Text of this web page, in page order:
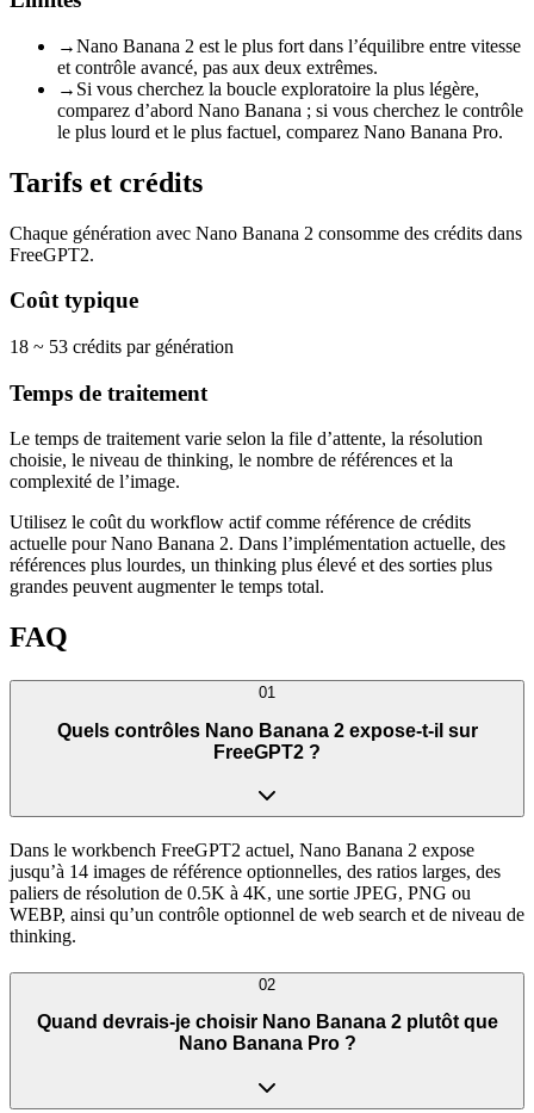
→Nano Banana 2 est le plus fort dans l’équilibre entre vitesse
et contrôle avancé, pas aux deux extrêmes.
→ Si vous cherchez la boucle exploratoire la plus légère,
comparez d’abord Nano Banana ; si vous cherchez le contrôle
le plus lourd et le plus factuel, comparez Nano Banana Pro.
Tarifs et crédits
Chaque génération avec Nano Banana 2 consomme des crédits dans
FreeGPT2.
Coût typique
18 ~ 53 crédits par génération
Temps de traitement
Le temps de traitement varie selon la file d’attente, la résolution
choisie, le niveau de thinking, le nombre de références et la
complexité de l’image.
Utilisez le coût du workflow actif comme référence de crédits
actuelle pour Nano Banana 2. Dans l’implémentation actuelle, des
références plus lourdes, un thinking plus élevé et des sorties plus
grandes peuvent augmenter le temps total.
FAQ
01
Quels contrôles Nano Banana 2 expose-t-il sur
FreeGPT2 ?
Dans le workbench FreeGPT2 actuel, Nano Banana 2 expose
jusqu’à 14 images de référence optionnelles, des ratios larges, des
paliers de résolution de 0.5K à 4K, une sortie JPEG, PNG ou
WEBP, ainsi qu’un contrôle optionnel de web search et de niveau de
thinking.
02
Quand devrais-je choisir Nano Banana 2 plutôt que
Nano Banana Pro ?